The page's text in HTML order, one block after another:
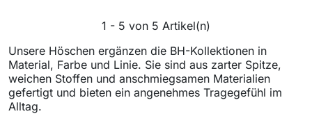
1 - 5 von 5 Artikel(n)
Unsere Höschen ergänzen die BH-Kollektionen in
Material, Farbe und Linie. Sie sind aus zarter Spitze,
weichen Stoffen und anschmiegsamen Materialien
gefertigt und bieten ein angenehmes Tragegefühl im
Alltag.